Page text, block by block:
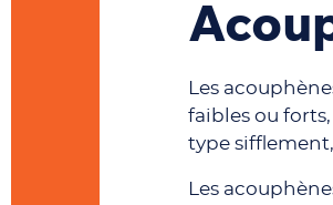
Les
faibles ou
type
Les